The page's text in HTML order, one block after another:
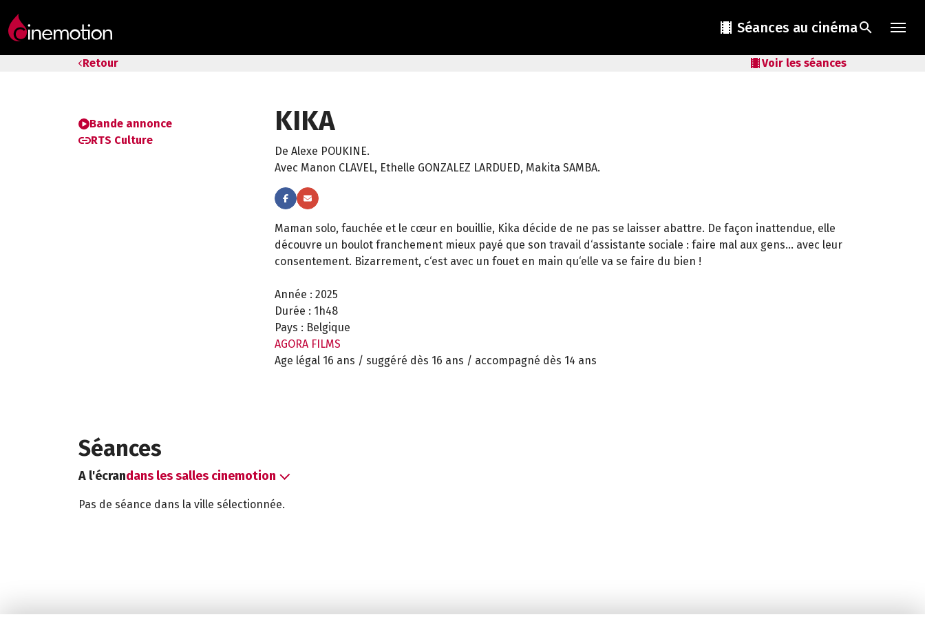
local_movies Séances au cinémasearch
Retour local_movies Voir les séances
Bande annonce
RTS Culture
KIKA
De Alexe POUKINE.
Avec Manon CLAVEL, Ethelle GONZALEZ LARDUED, Makita SAMBA.
Maman solo, fauchée et le cœur en bouillie, Kika décide de ne pas se laisser abattre. De façon inattendue, elle
découvre un boulot franchement mieux payé que son travail d‘assistante sociale : faire mal aux gens... avec leur
consentement. Bizarrement, c‘est avec un fouet en main qu‘elle va se faire du bien !
Année : 2025
Durée : 1h48
Pays : Belgique
AGORA FILMS
Age légal 16 ans / suggéré dès 16 ans / accompagné dès 14 ans
Séances
A l'écrandans les salles cinemotion
Pas de séance dans la ville sélectionnée.
Bons cadeaux